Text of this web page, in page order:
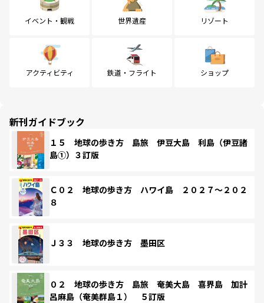
イベント・観戦 世界遺産 リゾート
アクティビティ 鉄道・フライト ショップ
新刊ガイドブック
１５ 地球の歩き方 島旅 伊豆大島 利島（伊豆諸
島①）３訂版
Ｃ０２ 地球の歩き方 ハワイ島 ２０２７～２０２
８
Ｊ３３ 地球の歩き方 墨田区
０２ 地球の歩き方 島旅 奄美大島 喜界島 加計
呂麻島（奄美群島１） ５訂版